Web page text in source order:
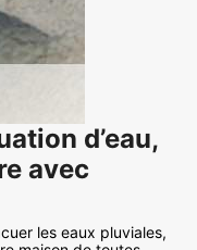
d’eau,
avec
les eaux pluviales,